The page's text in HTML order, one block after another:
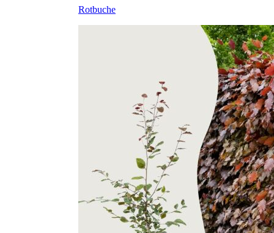
Rotbuche